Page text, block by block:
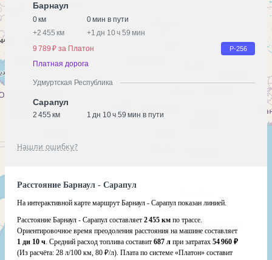
Барнаул
0 км
0 мин в пути
+2 455 км +1 дн 10 ч 59 мин
9 789 ₽ за Платон
Р-256
Платная дорога
Удмуртская Республика
Сарапул
2 455 км 1 дн 10 ч 59 мин в пути
Нашли ошибку?
Расстояние Барнаул - Сарапул
На интерактивной карте маршрут Барнаул - Сарапул показан линией.
Расстояние Барнаул - Сарапул составляет 2 455 км по трассе.
Ориентировочное время преодоления расстояния на машине составляет
1 дн 10 ч. Средний расход топлива составит 687 л при затратах 54 960 ₽
(Из расчёта: 28 л/100 км, 80 ₽/л). Плата по системе «Платон» составит